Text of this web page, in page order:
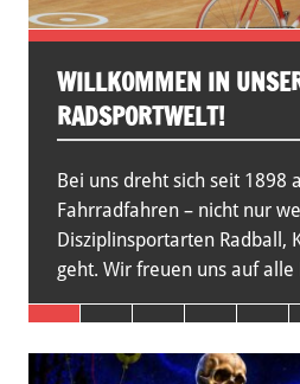
WILLKOMMEN IN
RADSPORTWELT!
Bei uns dreht sich seit 1898
Fahrradfahren – nicht nur
Disziplinsportarten Radball,
geht. Wir freuen uns auf